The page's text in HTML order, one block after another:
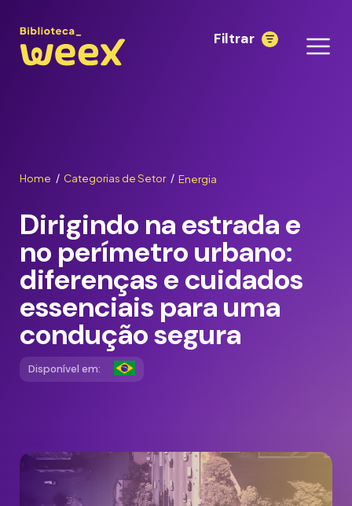
Filtrar
Home / Categorias de Setor / Energia
Dirigindo na estrada e
no perímetro urbano:
diferenças e cuidados
essenciais para uma
condução segura
Disponível em: